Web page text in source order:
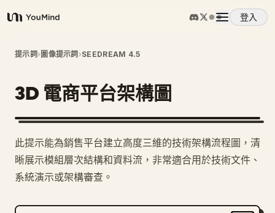
YouMind
登入
概覽
使用案例
提示詞
提示詞› 圖像提示詞 ›SEEDREAM 4.5
3D 電商平台架構圖
此提示能為銷售平台建立高度三維的技術架構流程圖，清
晰展示模組層次結構和資料流，非常適合用於技術文件、
系統演示或架構審查。